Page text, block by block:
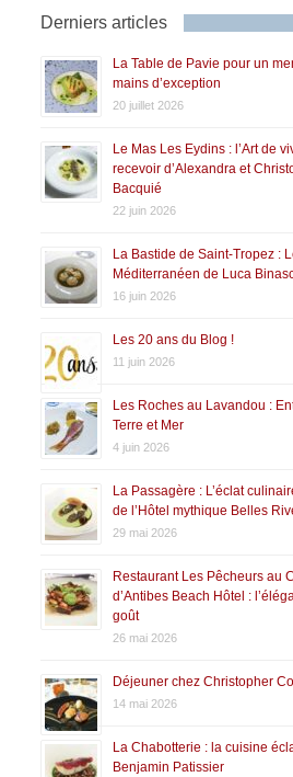
Derniers articles
La Table de Pavie pour un
mains d’exception
20 juillet 2026
Le Mas Les Eydins : l’Art de
recevoir d’Alexandra et
Bacquié
22 juin 2026
La Bastide de Saint-Tropez :
Méditerranéen de Luca
16 juin 2026
Les 20 ans du Blog !
11 juin 2026
Les Roches au Lavandou :
Terre et Mer
4 juin 2026
La Passagère : L’éclat
de l’Hôtel mythique Belles
29 mai 2026
Restaurant Les Pêcheurs au
d’Antibes Beach Hôtel :
goût
26 mai 2026
Déjeuner chez Christopher
14 mai 2026
La Chabotterie : la cuisine
Benjamin Patissier